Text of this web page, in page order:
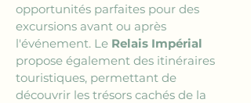
opportunités parfaites pour des
excursions avant ou après
l'événement. Le Relais Impérial
propose également des itinéraires
touristiques, permettant de
découvrir les trésors cachés de la